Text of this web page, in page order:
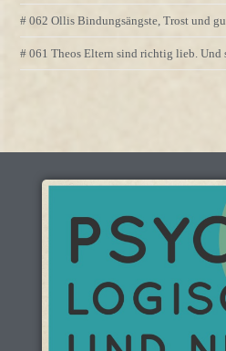
# 062 Ollis Bindungsängste, Trost und
# 061 Theos Eltern sind richtig lieb.